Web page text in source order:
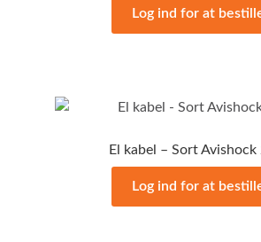
Log ind for at
El kabel – Sort Avishock
Log ind for at